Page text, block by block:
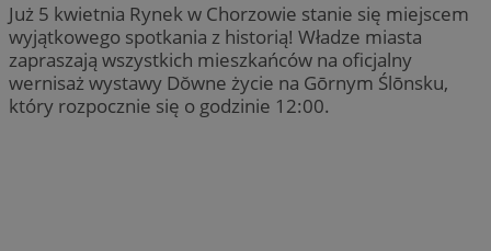
Już 5 kwietnia Rynek w Chorzowie stanie się miejscem
wyjątkowego spotkania z historią! Władze miasta
zapraszają wszystkich mieszkańców na oficjalny
wernisaż wystawy Dŏwne życie na Gōrnym Ślōnsku,
który rozpocznie się o godzinie 12:00.